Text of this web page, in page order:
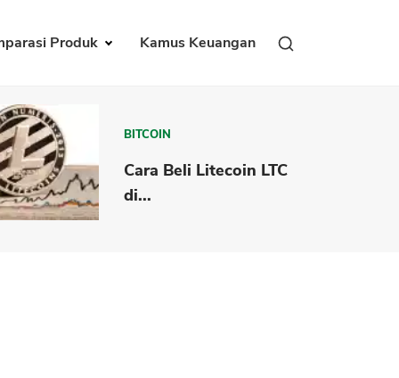
Produk Kamus Keuangan
BITCOIN
Cara Beli Litecoin LTC
di...